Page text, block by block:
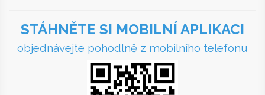
www.taxihranice.cz
STÁHNĚTE SI MOBILNÍ APLIKACI
objednávejte pohodlně z mobilního telefonu